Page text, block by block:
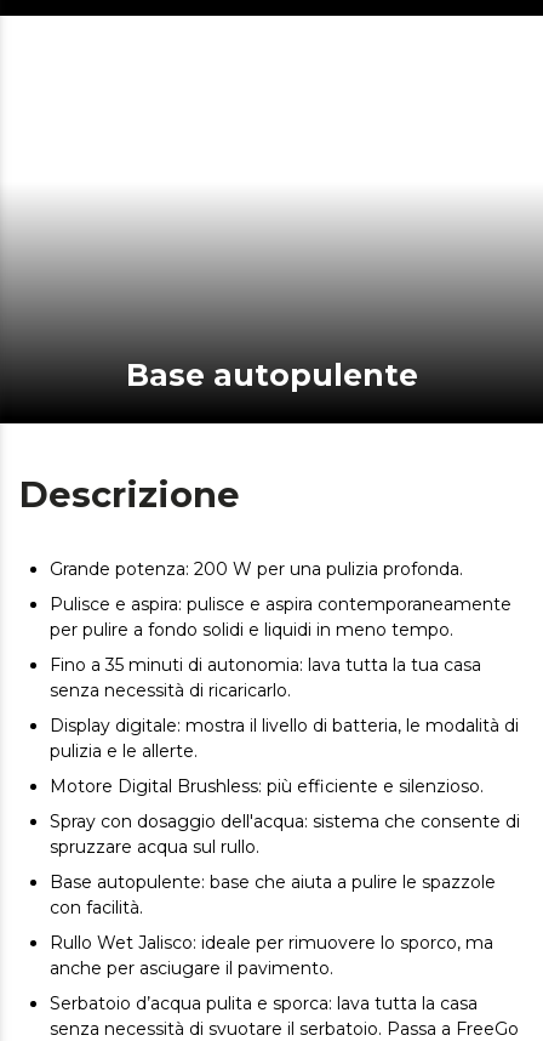
Base autopulente
Descrizione
Grande potenza: 200 W per una pulizia profonda.
Pulisce e aspira: pulisce e aspira contemporaneamente
per pulire a fondo solidi e liquidi in meno tempo.
Fino a 35 minuti di autonomia: lava tutta la tua casa
senza necessità di ricaricarlo.
Display digitale: mostra il livello di batteria, le modalità di
pulizia e le allerte.
Motore Digital Brushless: più efficiente e silenzioso.
Spray con dosaggio dell'acqua: sistema che consente di
spruzzare acqua sul rullo.
Base autopulente: base che aiuta a pulire le spazzole
con facilità.
Rullo Wet Jalisco: ideale per rimuovere lo sporco, ma
anche per asciugare il pavimento.
Serbatoio d’acqua pulita e sporca: lava tutta la casa
senza necessità di svuotare il serbatoio. Passa a FreeGo